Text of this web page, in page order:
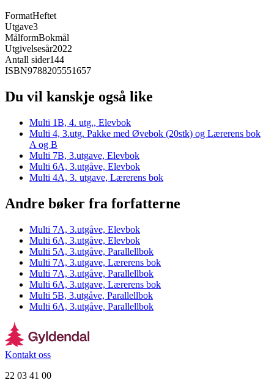
FormatHeftet
Utgave3
MålformBokmål
Utgivelsesår2022
Antall sider144
ISBN9788205551657
Du vil kanskje også like
Multi 1B, 4. utg., Elevbok
Multi 4, 3.utg. Pakke med Øvebok (20stk) og Lærerens bok
A og B
Multi 7B, 3.utgave, Elevbok
Multi 6A, 3.utgåve, Elevbok
Multi 4A, 3. utgave, Lærerens bok
Andre bøker fra forfatterne
Multi 7A, 3.utgåve, Elevbok
Multi 6A, 3.utgåve, Elevbok
Multi 5A, 3.utgåve, Parallellbok
Multi 7A, 3.utgave, Lærerens bok
Multi 7A, 3.utgåve, Parallellbok
Multi 6A, 3.utgave, Lærerens bok
Multi 5B, 3.utgåve, Parallellbok
Multi 6A, 3.utgåve, Parallellbok
Kontakt oss
22 03 41 00